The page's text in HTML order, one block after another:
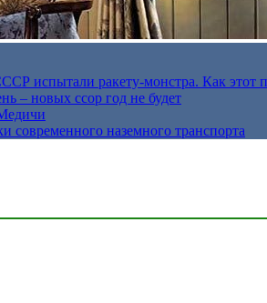
испытали ракету-монстра. Как этот
– новых ссор год не будет
современного наземного транспорта